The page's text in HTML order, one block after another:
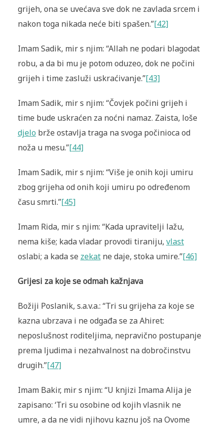
grijeh, ona se uvećava sve dok ne zavlada srcem i
nakon toga nikada neće biti spašen.”[42]
Imam Sadik, mir s njim: “Allah ne podari blagodat
robu, a da bi mu je potom oduzeo, dok ne počini
grijeh i time zasluži uskraćivanje.”[43]
Imam Sadik, mir s njim: “Čovjek počini grijeh i
time bude uskraćen za noćni namaz. Zaista, loše
djelo brže ostavlja traga na svoga počinioca od
noža u mesu.”[44]
Imam Sadik, mir s njim: “Više je onih koji umiru
zbog grijeha od onih koji umiru po određenom
času smrti.”[45]
Imam Rida, mir s njim: “Kada upravitelji lažu,
nema kiše; kada vladar provodi tiraniju, vlast
oslabi; a kada se zekatne daje, stoka umire.”[46]
Grijesi za koje se odmah kažnjava
Božiji Poslanik, s.a.v.a.: “Tri su grijeha za koje se
kazna ubrzava i ne odgađa se za Ahiret:
neposlušnost roditeljima, nepravično postupanje
prema ljudima i nezahvalnost na dobročinstvu
drugih.”[47]
Imam Bakir, mir s njim: “U knjizi Imama Alija je
zapisano: ‘Tri su osobine od kojih vlasnik ne
umre, a da ne vidi njihovu kaznu još na Ovome